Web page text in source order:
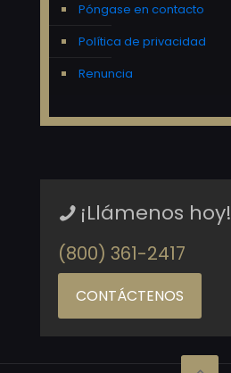
Póngase en contacto
Política de privacidad
Renuncia
¡Llámenos hoy!
(800) 361-2417
CONTÁCTENOS